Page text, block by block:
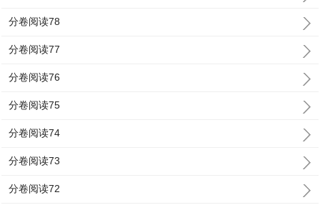
分卷阅读78
分卷阅读77
分卷阅读76
分卷阅读75
分卷阅读74
分卷阅读73
分卷阅读72